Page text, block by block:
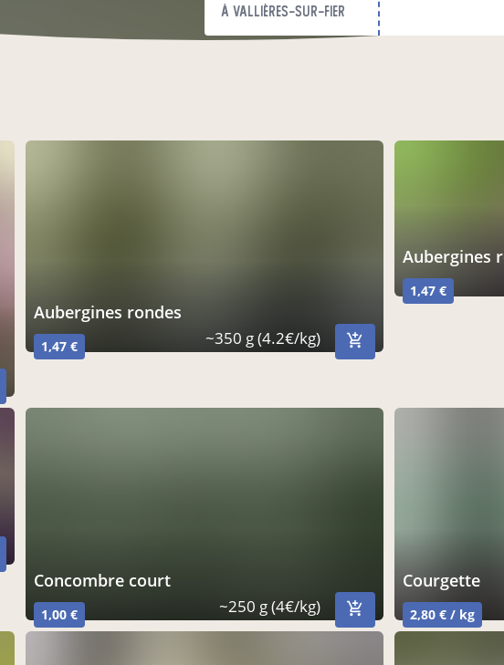
à Vallières-sur-Fier
aubergines rondes
1,47 € ~350 g (4.2€/kg)
aubergines
1,47 €
concombre court
1,00 € ~250 g (4€/kg)
courgette
2,80 € / kg